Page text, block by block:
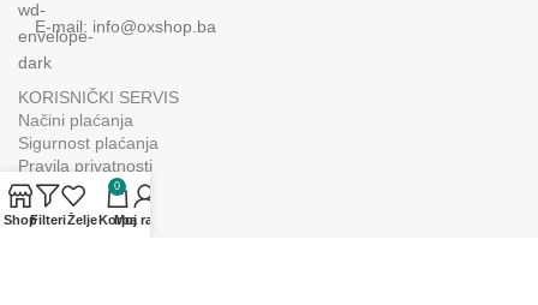
E-mail: info@oxshop.ba
KORISNIČKI SERVIS
Načini plaćanja
Sigurnost plaćanja
Pravila privatnosti
Garancija
Dostava
Prodajna mjesta
ShopFilteriŽelje
0
Korpa
Moj račun